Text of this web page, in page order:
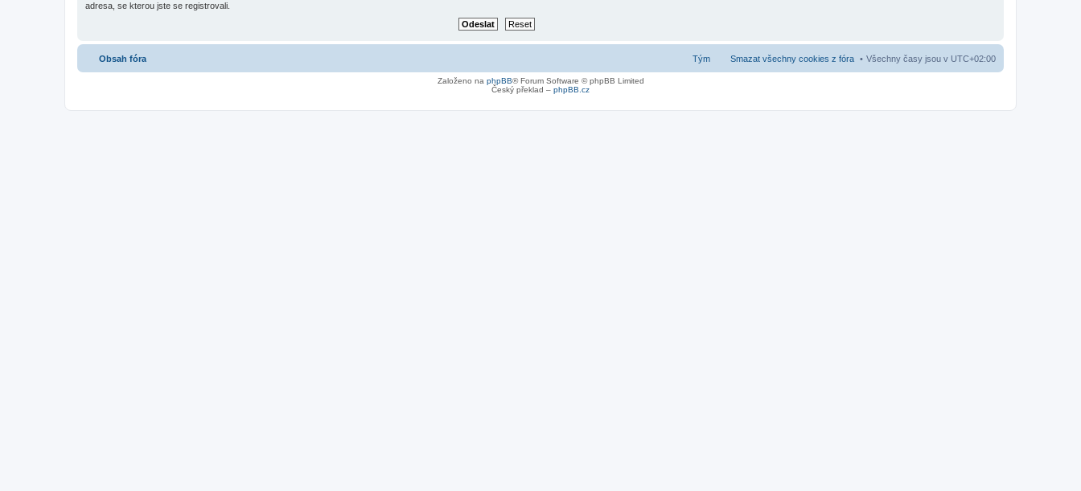
adresa, se kterou jste se registrovali.
Obsah fóra Všechny časy jsou v UTC+02:00
Smazat všechny cookies z fóra
Tým
Založeno na phpBB® Forum Software © phpBB Limited
Český překlad – phpBB.cz